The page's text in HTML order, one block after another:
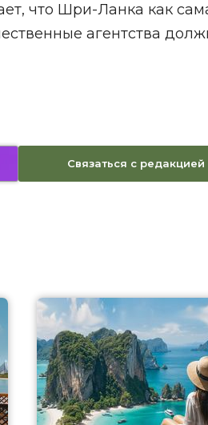
что Шри-Ланка как
агентства
Связаться с редакцией